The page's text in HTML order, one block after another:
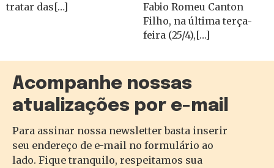
tratar das[…]
Fabio Romeu Canton
Filho, na última terça-
feira (25/4),[…]
Acompanhe nossas
atualizações por e-mail
Para assinar nossa newsletter basta inserir
seu endereço de e-mail no formulário ao
lado. Fique tranquilo, respeitamos sua